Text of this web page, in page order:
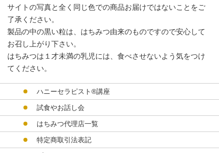
サイトの写真と全く同じ色での商品お届けではないことをご
了承ください。
製品の中の黒い粒は、はちみつ由来のものですので安心して
お召し上がり下さい。
はちみつは１才未満の乳児には、食べさせないよう気をつけ
てください。
ハニーセラピスト®︎講座
試食やお話し会
はちみつ代理店一覧
特定商取引法表記